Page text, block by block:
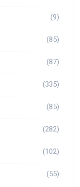
(9)
(85)
(87)
(335)
(85)
(282)
(102)
(55)